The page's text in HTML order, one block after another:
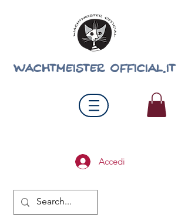
wachtmeister official.it
Accedi